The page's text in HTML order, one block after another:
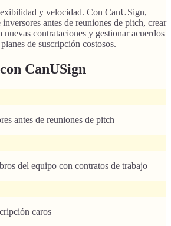
y velocidad. Con CanUSign,
antes de reuniones de pitch, crear
nuevas contrataciones y gestionar acuerdos
de suscripción costosos.
CanUSign
antes de reuniones de pitch
del equipo con contratos de trabajo
caros